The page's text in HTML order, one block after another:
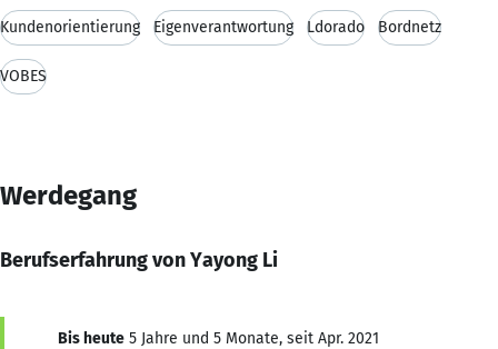
Kundenorientierung Eigenverantwortung Ldorado Bordnetz
VOBES
Werdegang
Berufserfahrung von Yayong Li
Bis heute 5 Jahre und 5 Monate, seit Apr. 2021